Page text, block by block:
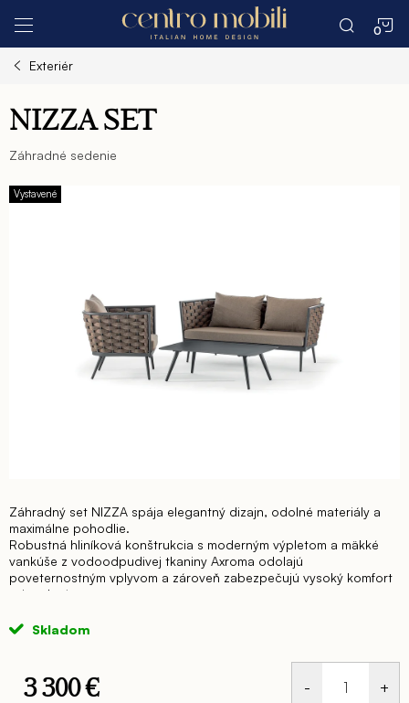
Exteriér
NIZZA SET
Záhradné sedenie
Vystavené
Záhradný set NIZZA spája elegantný dizajn, odolné materiály a
maximálne pohodlie.
Robustná hliníková konštrukcia s moderným výpletom a mäkké
vankúše z vodoodpudivej tkaniny Axroma odolajú
poveternostným vplyvom a zároveň zabezpečujú vysoký komfort
pri sedení.
JOLLYSkladom
3 300 €